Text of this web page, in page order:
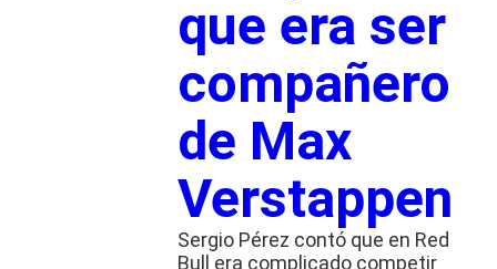
que era ser
compañero
de Max
Verstappen
Sergio Pérez contó que en Red
Bull era complicado competir